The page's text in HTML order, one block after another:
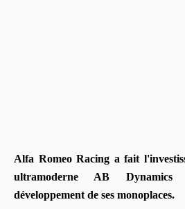
Alfa Romeo Racing a fait
ultramoderne AB
développement de ses monoplaces.